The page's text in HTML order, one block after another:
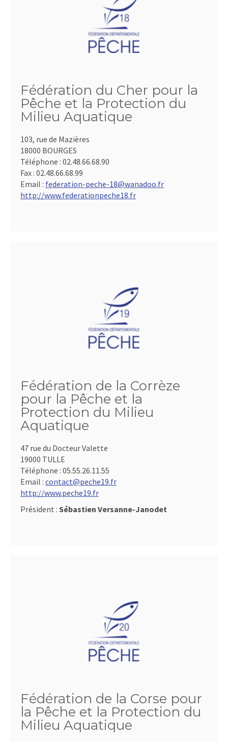
Fédération du Cher pour la
Pêche et la Protection du
Milieu Aquatique
103, rue de Mazières
18000 BOURGES
Téléphone : 02.48.66.68.90
Fax : 02.48.66.68.99
Email : federation-peche-18@wanadoo.fr
http://www.federationpeche18.fr
Fédération de la Corrèze
pour la Pêche et la
Protection du Milieu
Aquatique
47 rue du Docteur Valette
19000 TULLE
Téléphone : 05.55.26.11.55
Email : contact@peche19.fr
http://www.peche19.fr
Président : Sébastien Versanne-Janodet
Fédération de la Corse pour
la Pêche et la Protection du
Milieu Aquatique